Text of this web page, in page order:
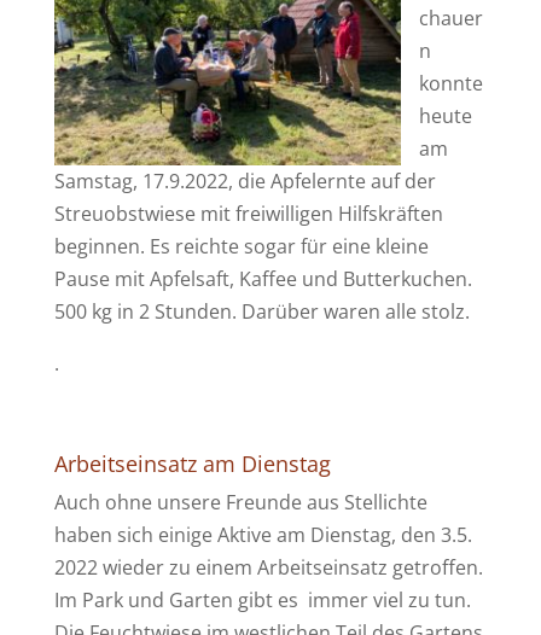
chauer
n
konnte
heute
am
Samstag, 17.9.2022, die Apfelernte auf der
Streuobstwiese mit freiwilligen Hilfskräften
beginnen. Es reichte sogar für eine kleine
Pause mit Apfelsaft, Kaffee und Butterkuchen.
500 kg in 2 Stunden. Darüber waren alle stolz.
.
Arbeitseinsatz am Dienstag
Auch ohne unsere Freunde aus Stellichte
haben sich einige Aktive am Dienstag, den 3.5.
2022 wieder zu einem Arbeitseinsatz getroffen.
Im Park und Garten gibt es immer viel zu tun.